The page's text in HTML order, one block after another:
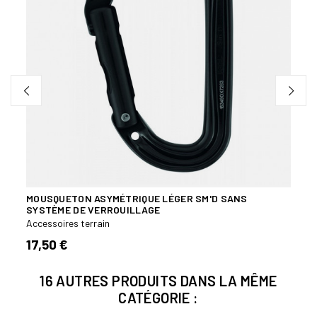
MOUSQUETON ASYMÉTRIQUE LÉGER SM'D SANS
SYSTÈME DE VERROUILLAGE
Accessoires terrain
17,50 €
16 AUTRES PRODUITS DANS LA MÊME
CATÉGORIE :